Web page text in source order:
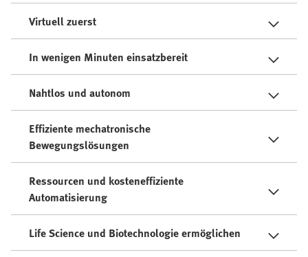
Virtuell zuerst
In wenigen Minuten einsatzbereit
Nahtlos und autonom
Effiziente mechatronische
Bewegungslösungen
Ressourcen und kosteneffiziente
Automatisierung
Life Science und Biotechnologie ermöglichen